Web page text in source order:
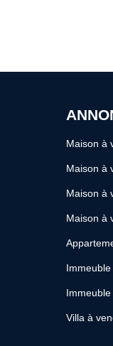
Maison à
Maison à
Maison à
Maison à
Villa à